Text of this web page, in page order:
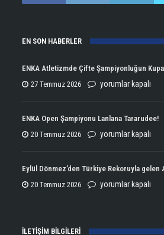
EN SON HABERLER
ENKA Atletizmde Çifte Şampiyonluğun
27 Temmuz 2026
ENKA
Çifte
Şampiyonluğun
yorumlar kapalı
ENKA Open Şampiyonu Lanlana Tararudee!
20 Temmuz 2026
ENKA
Şampiyonu
Lanlana
yorumlar kapalı
Eylül Dönmez’den Türkiye Rekoruyla
20 Temmuz 2026
Eylül
Rekoruyla
yorumlar kapalı
İLETİŞİM BİLGİLERİ